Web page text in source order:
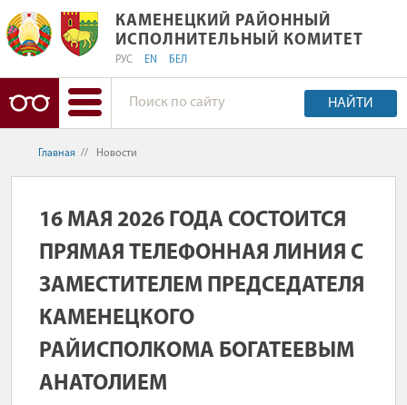
КАМЕНЕЦКИЙ РАЙОННЫЙ
КАМЕНЕЦКИЙ РАЙОННЫЙ
ИСПОЛНИТЕЛЬНЫЙ КОМИТЕТ
РУС EN БЕЛ
НАЙТИ
Главная // Новости
16 МАЯ 2026 ГОДА СОСТОИТСЯ
ПРЯМАЯ ТЕЛЕФОННАЯ ЛИНИЯ С
ЗАМЕСТИТЕЛЕМ ПРЕДСЕДАТЕЛЯ
КАМЕНЕЦКОГО
РАЙИСПОЛКОМА БОГАТЕЕВЫМ
АНАТОЛИЕМ